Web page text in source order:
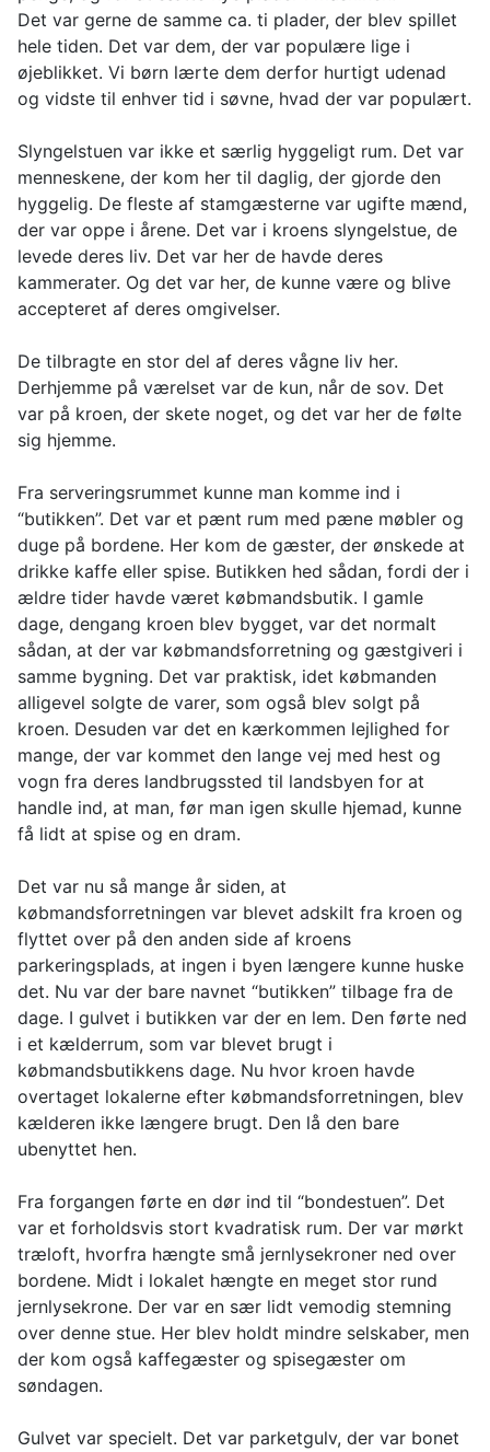
Det var gerne de samme ca. ti plader, der blev spillet
hele tiden. Det var dem, der var populære lige i
øjeblikket. Vi børn lærte dem derfor hurtigt udenad
og vidste til enhver tid i søvne, hvad der var populært.
Slyngelstuen var ikke et særlig hyggeligt rum. Det var
menneskene, der kom her til daglig, der gjorde den
hyggelig. De fleste af stamgæsterne var ugifte mænd,
der var oppe i årene. Det var i kroens slyngelstue, de
levede deres liv. Det var her de havde deres
kammerater. Og det var her, de kunne være og blive
accepteret af deres omgivelser.
De tilbragte en stor del af deres vågne liv her.
Derhjemme på værelset var de kun, når de sov. Det
var på kroen, der skete noget, og det var her de følte
sig hjemme.
Fra serveringsrummet kunne man komme ind i
“butikken”. Det var et pænt rum med pæne møbler og
duge på bordene. Her kom de gæster, der ønskede at
drikke kaffe eller spise. Butikken hed sådan, fordi der i
ældre tider havde været købmandsbutik. I gamle
dage, dengang kroen blev bygget, var det normalt
sådan, at der var købmandsforretning og gæstgiveri i
samme bygning. Det var praktisk, idet købmanden
alligevel solgte de varer, som også blev solgt på
kroen. Desuden var det en kærkommen lejlighed for
mange, der var kommet den lange vej med hest og
vogn fra deres landbrugssted til landsbyen for at
handle ind, at man, før man igen skulle hjemad, kunne
få lidt at spise og en dram.
Det var nu så mange år siden, at
købmandsforretningen var blevet adskilt fra kroen og
flyttet over på den anden side af kroens
parkeringsplads, at ingen i byen længere kunne huske
det. Nu var der bare navnet “butikken” tilbage fra de
dage. I gulvet i butikken var der en lem. Den førte ned
i et kælderrum, som var blevet brugt i
købmandsbutikkens dage. Nu hvor kroen havde
overtaget lokalerne efter købmandsforretningen, blev
kælderen ikke længere brugt. Den lå den bare
ubenyttet hen.
Fra forgangen førte en dør ind til “bondestuen”. Det
var et forholdsvis stort kvadratisk rum. Der var mørkt
træloft, hvorfra hængte små jernlysekroner ned over
bordene. Midt i lokalet hængte en meget stor rund
jernlysekrone. Der var en sær lidt vemodig stemning
over denne stue. Her blev holdt mindre selskaber, men
der kom også kaffegæster og spisegæster om
søndagen.
Gulvet var specielt. Det var parketgulv, der var bonet